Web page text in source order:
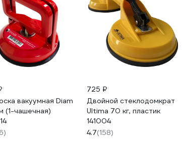
вакуумная Diam
(1-чашечная)
725 ₽
Двойной стеклодомкрат
Ultima 70 кг, пластик
141004
4.7(158)